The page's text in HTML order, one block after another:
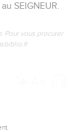
SEIGNEUR.
Pour vous procurer